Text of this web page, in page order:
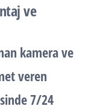
ve
kamera ve
veren
7/24